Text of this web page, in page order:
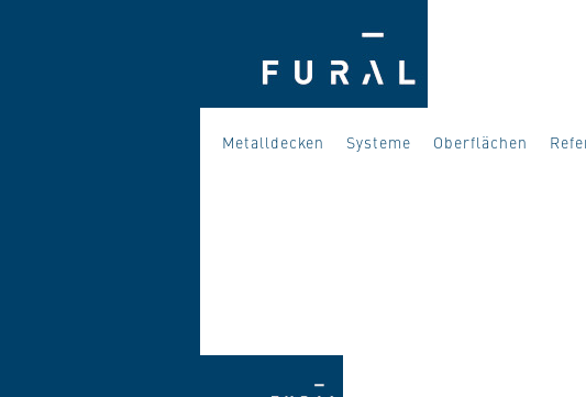
Metalldecken Systeme Oberflächen